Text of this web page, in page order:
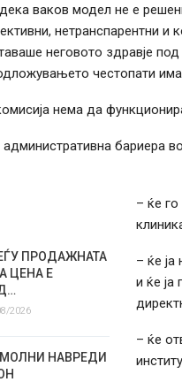
ваков модел не е
нетранспарентни
неговото здравје
честопати
нема да
бариера
ПРОДАЖНАТА
ЦЕНА Е
2026
НАВРЕДИ
– ќе
– ќе
и ќе ја
– ќе